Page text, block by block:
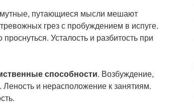
путающиеся мысли мешают
грез с пробуждением в испуге.
Усталость и разбитость при
способности. Возбуждение,
Леность и нерасположение к занятиям.